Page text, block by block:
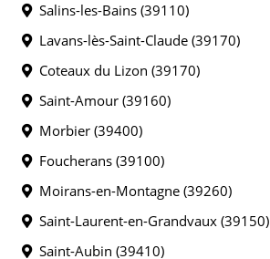
Salins-les-Bains (39110)
Lavans-lès-Saint-Claude (39170)
Coteaux du Lizon (39170)
Saint-Amour (39160)
Morbier (39400)
Foucherans (39100)
Moirans-en-Montagne (39260)
Saint-Laurent-en-Grandvaux (39150)
Saint-Aubin (39410)